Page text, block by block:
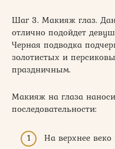
Шаг 3. Макияж глаз.
отлично подойдет
Черная подводка
золотистых и
праздничным.
Макияж на глаза
последовательности:
На верхнее